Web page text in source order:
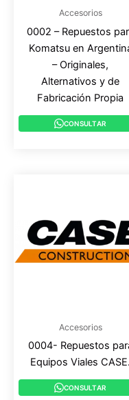
Accesorios
0002 – Repuestos
Komatsu en
– Originales,
Alternativos y de
Fabricación Propia
CONSULTAR
Accesorios
0004- Repuestos
Equipos Viales CASE.
CONSULTAR